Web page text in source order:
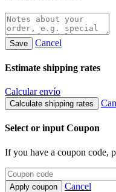
Save Cancel
Estimate shipping rates
Calcular envío
Calculate shipping rates
Select or input Coupon
If you have a coupon code,
Apply coupon Cancel